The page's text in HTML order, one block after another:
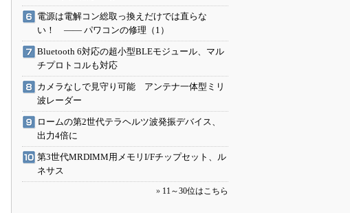
電源は電解コン総取っ換えだけでは直らな
い！ ―― パワコンの修理（1）
Bluetooth 6対応の超小型BLEモジュール、マル
チプロトコルも対応
カメラなしで見守り可能 アンテナ一体型ミリ
波レーダー
ロームの第2世代テラヘルツ波発振デバイス、
出力4倍に
第3世代MRDIMM用メモリI/Fチップセット、ル
ネサス
» 11～30位はこちら